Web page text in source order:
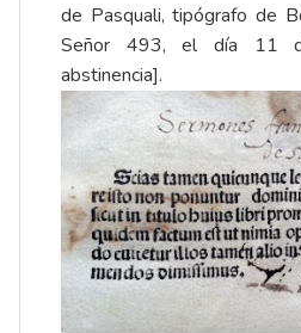
de Pasquali, tipógrafo de
Señor 493, el día 11
abstinencia].